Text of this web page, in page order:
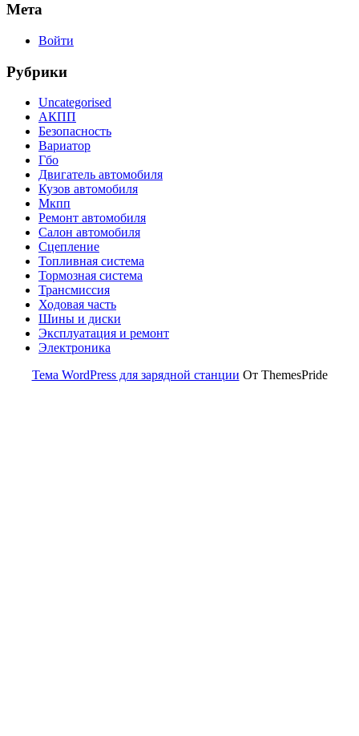
Мета
Войти
Рубрики
Uncategorised
АКПП
Безопасность
Вариатор
Гбо
Двигатель автомобиля
Кузов автомобиля
Мкпп
Ремонт автомобиля
Салон автомобиля
Сцепление
Топливная система
Тормозная система
Трансмиссия
Ходовая часть
Шины и диски
Эксплуатация и ремонт
Электроника
Тема WordPress для зарядной станции От ThemesPride